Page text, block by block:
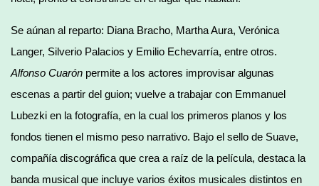
Se aúnan al reparto: Diana Bracho, Martha Aura, Verónica
Langer, Silverio Palacios y Emilio Echevarría, entre otros.
Alfonso Cuarón permite a los actores improvisar algunas
escenas a partir del guion; vuelve a trabajar con Emmanuel
Lubezki en la fotografía, en la cual los primeros planos y los
fondos tienen el mismo peso narrativo. Bajo el sello de Suave,
compañía discográfica que crea a raíz de la película, destaca la
banda musical que incluye varios éxitos musicales distintos en